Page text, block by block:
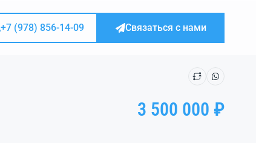
+7 (978) 856-14-09 Связаться с нами
3 500 000 ₽